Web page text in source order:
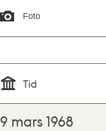
Foto
Tid
9 mars 1968